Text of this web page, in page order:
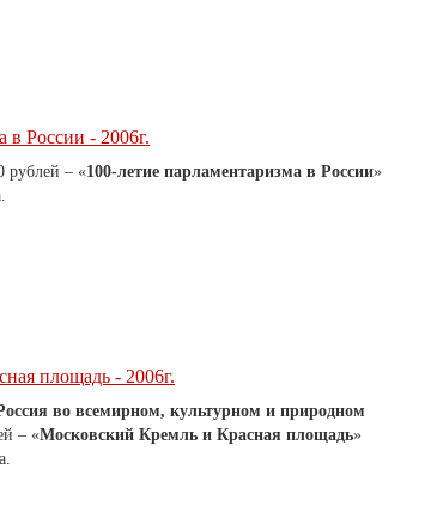
в России - 2006г.
рублей – «100-летие парламентаризма в России»
площадь - 2006г.
во всемирном, культурном и природном
– «Московский Кремль и Красная площадь»